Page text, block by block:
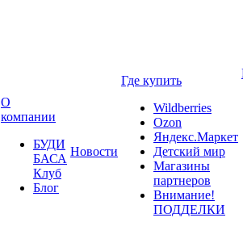
О
компании
БУДИ
БАСА
Клуб
Блог
Новости
Где купить
Wildberries
Ozon
Яндекс.Маркет
Детский мир
Магазины
партнеров
Внимание!
ПОДДЕЛКИ